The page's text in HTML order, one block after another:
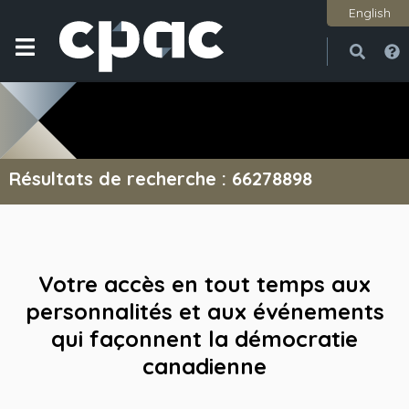
English
Résultats de recherche : 66278898
Votre accès en tout temps aux
personnalités et aux événements
qui façonnent la démocratie
canadienne